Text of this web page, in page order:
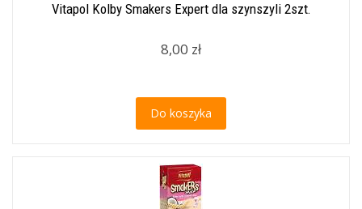
Vitapol Kolby Smakers Expert dla szynszyli 2szt.
8,00 zł
Do koszyka